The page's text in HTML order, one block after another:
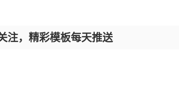
注，精彩模板每天推送